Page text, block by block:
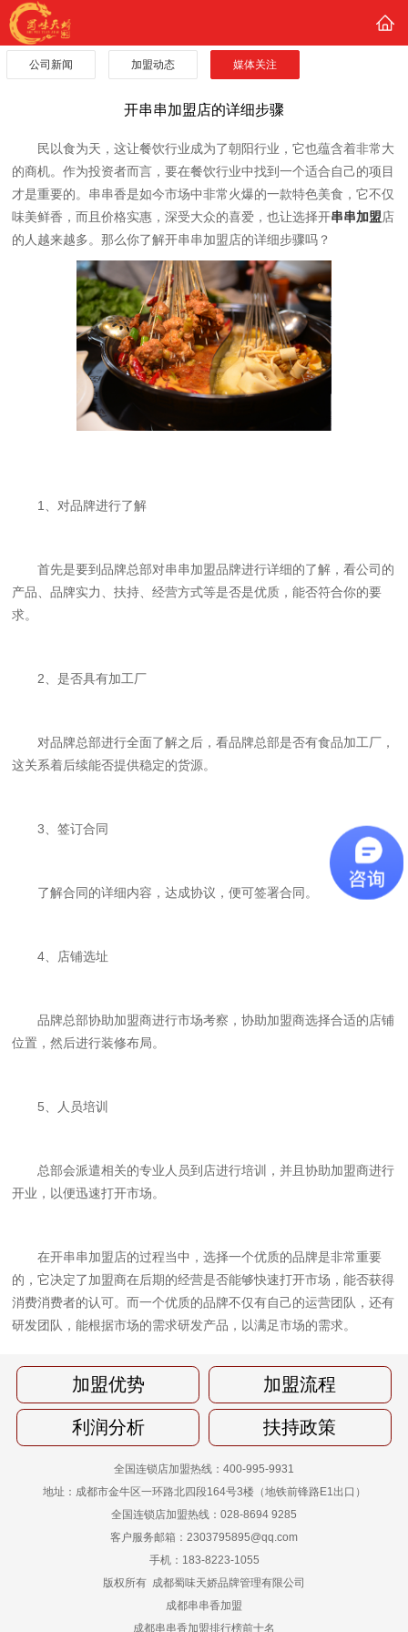
公司新闻 加盟动态 媒体关注
开串串加盟店的详细步骤
民以食为天，这让餐饮行业成为了朝阳行业，它也蕴含着非常大
的商机。作为投资者而言，要在餐饮行业中找到一个适合自己的项目
才是重要的。串串香是如今市场中非常火爆的一款特色美食，它不仅
味美鲜香，而且价格实惠，深受大众的喜爱，也让选择开串串加盟店
的人越来越多。那么你了解开串串加盟店的详细步骤吗？
1、对品牌进行了解
首先是要到品牌总部对串串加盟品牌进行详细的了解，看公司的
产品、品牌实力、扶持、经营方式等是否是优质，能否符合你的要
求。
2、是否具有加工厂
对品牌总部进行全面了解之后，看品牌总部是否有食品加工厂，
这关系着后续能否提供稳定的货源。
3、签订合同
了解合同的详细内容，达成协议，便可签署合同。
4、店铺选址
品牌总部协助加盟商进行市场考察，协助加盟商选择合适的店铺
位置，然后进行装修布局。
5、人员培训
总部会派遣相关的专业人员到店进行培训，并且协助加盟商进行
开业，以便迅速打开市场。
在开串串加盟店的过程当中，选择一个优质的品牌是非常重要
的，它决定了加盟商在后期的经营是否能够快速打开市场，能否获得
消费消费者的认可。而一个优质的品牌不仅有自己的运营团队，还有
研发团队，能根据市场的需求研发产品，以满足市场的需求。
加盟优势 加盟流程
利润分析 扶持政策
全国连锁店加盟热线：400-995-9931
地址：成都市金牛区一环路北四段164号3楼（地铁前锋路E1出口）
全国连锁店加盟热线：028-8694 9285
客户服务邮箱：2303795895@qq.com
手机：183-8223-1055
版权所有 成都蜀味天娇品牌管理有限公司
成都串串香加盟
成都串串香加盟排行榜前十名